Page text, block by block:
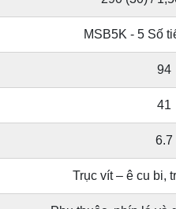
MSB5K - 5 Số
94
41
6.7
Trục vít – ê cu bi,